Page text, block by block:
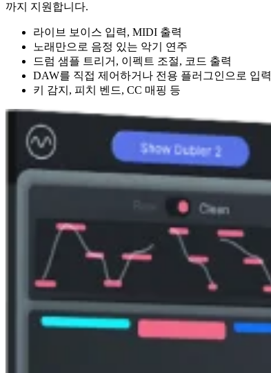
까지 지원합니다.
라이브 보이스 입력, MIDI 출력
노래만으로 음정 있는 악기 연주
드럼 샘플 트리거, 이펙트 조절, 코드 출력
DAW를 직접 제어하거나 전용 플러그인으로 입력
키 감지, 피치 벤드, CC 매핑 등